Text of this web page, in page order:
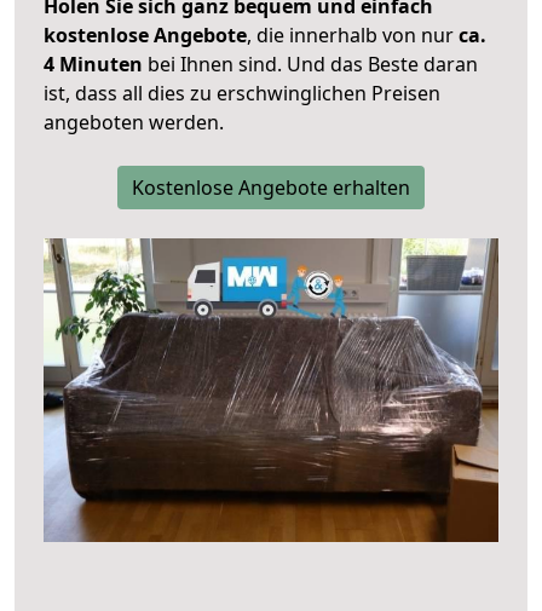
Holen Sie sich ganz bequem und einfach
kostenlose Angebote, die innerhalb von nurca.
4 Minuten bei Ihnen sind. Und das Beste daran
ist, dass all dies zu erschwinglichen Preisen
angeboten werden.
Kostenlose Angebote erhalten